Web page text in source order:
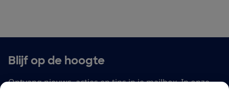
Blijf op de hoogte
Ontvang nieuws, acties en tips in je mailbox. In onze